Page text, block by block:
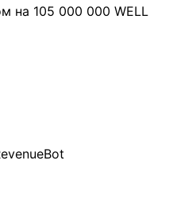
на 105 000 000 WELL